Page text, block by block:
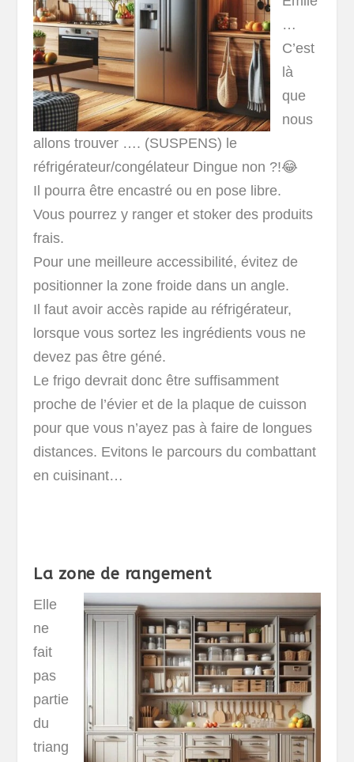
…
C’est
là
que
nous
allons trouver …. (SUSPENS) le
réfrigérateur/congélateur Dingue non ?!😂
Il pourra être encastré ou en pose libre.
Vous pourrez y ranger et stoker des produits
frais.
Pour une meilleure accessibilité, évitez de
positionner la zone froide dans un angle.
Il faut avoir accès rapide au réfrigérateur,
lorsque vous sortez les ingrédients vous ne
devez pas être géné.
Le frigo devrait donc être suffisamment
proche de l’évier et de la plaque de cuisson
pour que vous n’ayez pas à faire de longues
distances. Evitons le parcours du combattant
en cuisinant…
La zone de rangement
Elle
ne
fait
pas
partie
du
triang